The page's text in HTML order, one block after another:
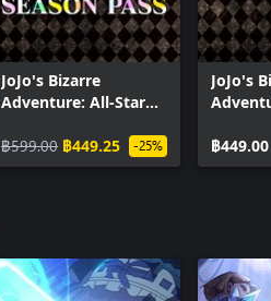
JoJo's Bizarre
Adventure: All-Star
฿599.00 ฿449.25 -25%
JoJo's
2
฿449.00